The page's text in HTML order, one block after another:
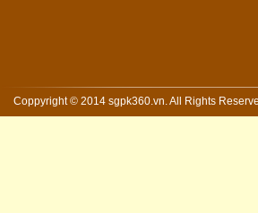
Coppyright © 2014 sgpk360.vn. All Rights